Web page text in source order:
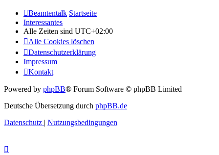
Beamtentalk Startseite
Interessantes
Alle Zeiten sind UTC+02:00
Alle Cookies löschen
Datenschutzerklärung
Impressum
Kontakt
Powered by phpBB® Forum Software © phpBB Limited
Deutsche Übersetzung durch phpBB.de
Datenschutz | Nutzungsbedingungen